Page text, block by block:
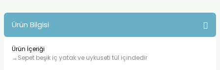
Ürün Bilgisi
Ürün İçeriği
→Sepet beşik iç yatak ve uykuseti tül içindedir